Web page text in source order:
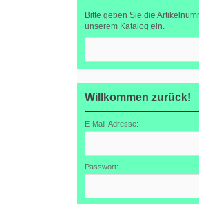
Bitte geben Sie die
unserem Katalog ein.
Willkommen zurück!
E-Mail-Adresse:
Passwort: